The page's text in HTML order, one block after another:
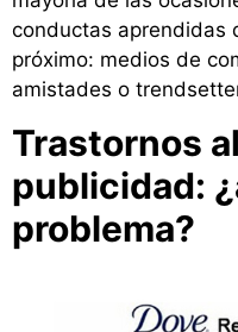
conductas aprendidas
próximo: medios de
amistades o
Trastornos
publicidad:
problema?